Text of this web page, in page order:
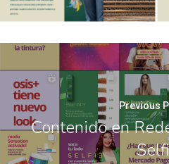
Previous
Contenido en